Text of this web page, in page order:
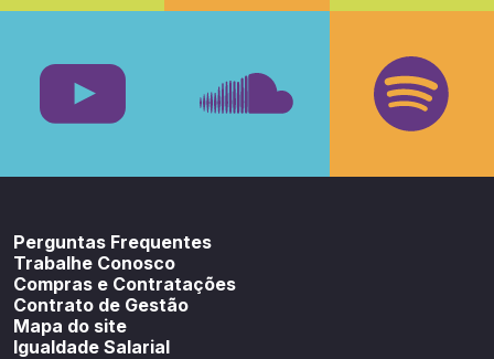
Facebook
Perguntas Frequentes
Trabalhe Conosco
Compras e Contratações
Contrato de Gestão
Mapa do site
Igualdade Salarial